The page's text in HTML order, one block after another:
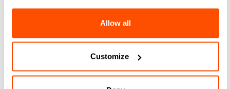
Allow all
Customize
Si tienes alguna duda o necesitas apoyo, no te
¡estamos aquí para ti!
email